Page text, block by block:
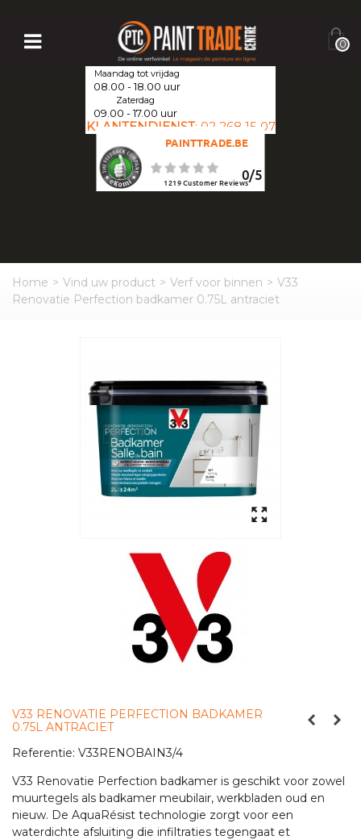
0
Maandag tot vrijdag
08.00 - 18.00 uur
Zaterdag
09.00 - 17.00 uur
KLANTENDIENST: 02 268 15 07
PAINTTRADE.BE
0/5
1219Customer Reviews
Home > Vind uw product > Verf voor binnen > V33
Renovatie Perfection badkamer 0.75L antraciet
V33 RENOVATIE PERFECTION BADKAMER
0.75L ANTRACIET
Referentie: V33RENOBAIN3/4
V33 Renovatie Perfection badkamer is geschikt voor zowel
muurtegels als badkamer meubilair, werkbladen oud en
nieuw. De AquaRésist technologie zorgt voor een
waterdichte afsluiting die infiltraties tegengaat et